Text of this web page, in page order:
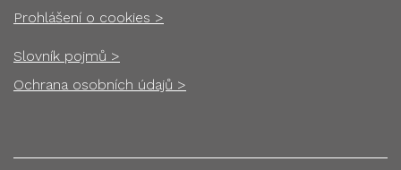
Prohlášení o cookies >
Slovník pojmů >
Ochrana osobních údajů >